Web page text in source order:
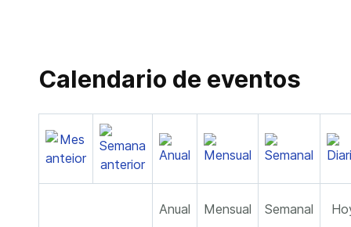
Calendario de eventos
Anual Mensual Semanal